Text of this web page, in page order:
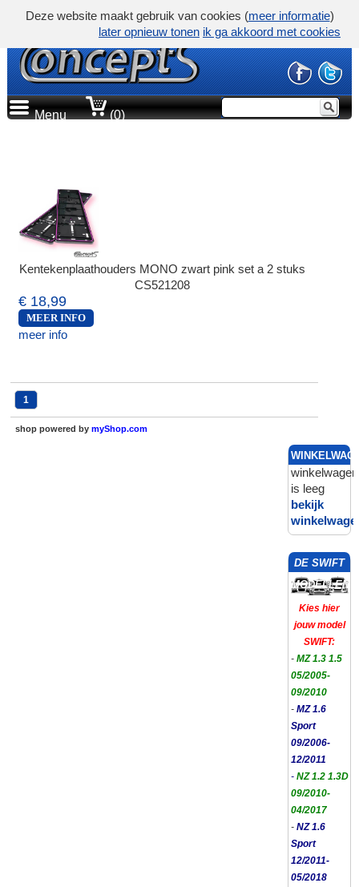
Menu (0)
Kentekenplaathouders MONO zwart pink set a 2 stuks
CS521208
€ 18,99
MEER INFO
meer info
1
shop powered by myShop.com
winkelwagen
is leeg
bekijk
DE SWIFT
MODELLEN
Kies hier
jouw model
SWIFT:
- MZ 1.3 1.5
05/2005-
09/2010
- MZ 1.6
Sport
09/2006-
12/2011
- NZ 1.2 1.3D
09/2010-
04/2017
- NZ 1.6
Sport
12/2011-
05/2018
Deze website maakt gebruik van cookies (meer informatie)
later opnieuw tonen ik ga akkoord met cookies